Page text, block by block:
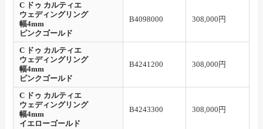
C ドゥ カルティエ
ウェディングリング
幅4mm
ピンクゴールド
B4098000 308,000円
C ドゥ カルティエ
ウェディングリング
幅4mm
ピンクゴールド
B4241200 308,000円
C ドゥ カルティエ
ウェディングリング
幅4mm
イエローゴールド
B4243300 308,000円